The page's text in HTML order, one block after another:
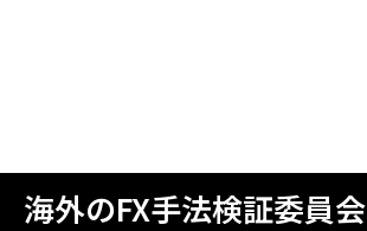
海外のFX手法検証委員会